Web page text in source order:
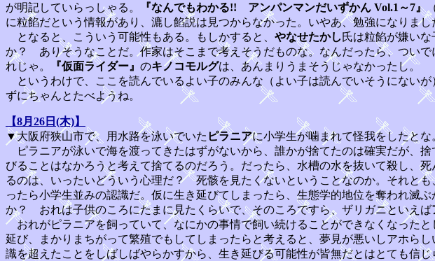
が明記していらっしゃる。
『なんでもわかる!! アンパンマンだいずかん Vol.1～7』
に粒餡だという情報があり、漉し餡説は見つからなかった。いやあ、勉強になりま
となると、こういう可能性もある。もしかすると、 やなせたかし氏は粒餡が嫌い
か？ ありそうなことだ。作家はそこまで考えそうだものな。なんだったら、ついで
れじゃ。
『仮面ライダー』 のキノコモルグは、あんまりうまそうじゃなかったし。
というわけで、ここを読んでいるよい子のみんな（よい子は読んでいそうにない
ずにちゃんとたべようね。
【8月26日(木)】
▼大阪府狭山市で、用水路を泳いでいた ピラニアに小学生が噛まれて怪我をしたと
ピラニアが泳いで海を渡ってきたはずがないから、誰かが捨てたのは確実だが、
びることはなかろうと考えて捨てるのだろう。だったら、水槽の水を抜いて殺し、
るのは、いったいどういう心理だ？ 死骸を見たくないということなのか。それと
ったら小学生並みの認識だ。仮に生き延びてしまったら、生態学的地位を奪われ滅
か？ おれは子供のころにたまに見たくらいで、そのころですら、ザリガニといえば
おれがピラニアを飼っていて、なにかの事情で飼い続けることができなくなった
延び、まかりまちがって繁殖でもしてしまったらと考えると、夢見が悪いしアホら
識を超えたことをしばしばやらかすから、生き延びる可能性が皆無だとはとても信